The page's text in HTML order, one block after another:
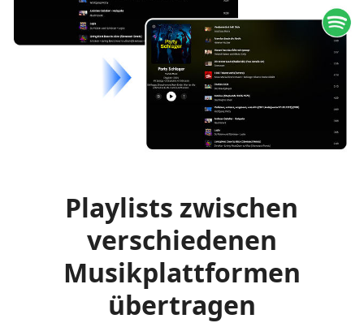
Playlists zwischen
verschiedenen
Musikplattformen
übertragen